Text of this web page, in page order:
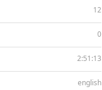
12
0
2:51:13
english